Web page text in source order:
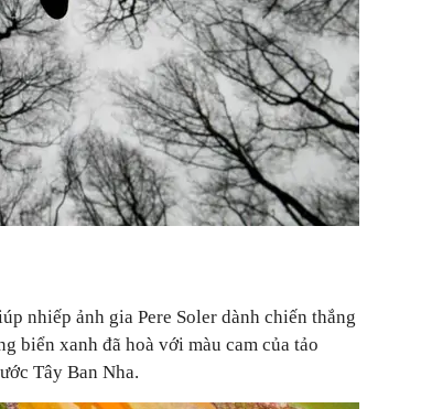
nhiếp ảnh gia Pere Soler dành chiến thắng
biển xanh đã hoà với màu cam của tảo
Tây Ban Nha.